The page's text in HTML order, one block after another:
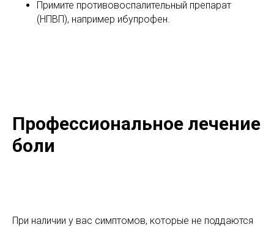
Примите противовоспалительный препарат
(НПВП), например ибупрофен.
Профессиональное лечение
боли
При наличии у вас симптомов, которые не поддаются